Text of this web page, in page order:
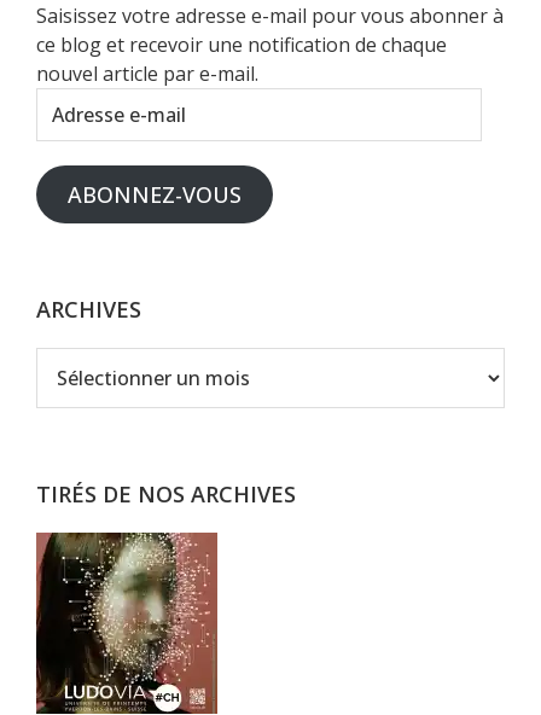
Saisissez votre adresse e-mail pour vous abonner à
ce blog et recevoir une notification de chaque
nouvel article par e-mail.
Adresse
e-
mail
ABONNEZ-VOUS
ARCHIVES
TIRÉS DE NOS ARCHIVES